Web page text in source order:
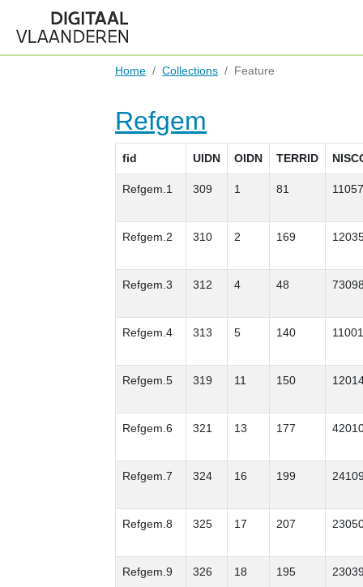
Home Collections Feature
Refgem
fid UIDN OIDN TERRID
Refgem.1 309 1 81 11057
Refgem.2 310 2 169
Refgem.3 312 4 48
Refgem.4 313 5 140 11001
Refgem.5 319 11 150
Refgem.6 321 13 177
Refgem.7 324 16 199
Refgem.8 325 17 207
Refgem.9 326 18 195